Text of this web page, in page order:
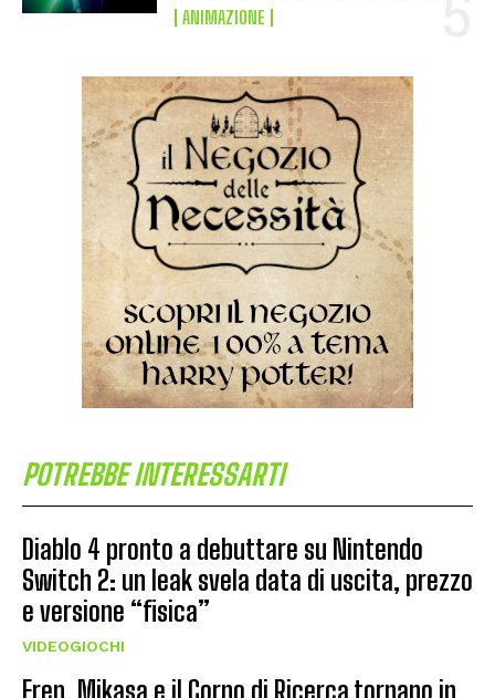
ANIMAZIONE
POTREBBE INTERESSARTI
Diablo 4 pronto a debuttare su Nintendo
Switch 2: un leak svela data di uscita, prezzo
e versione “fisica”
VIDEOGIOCHI
Eren, Mikasa e il Corpo di Ricerca tornano in